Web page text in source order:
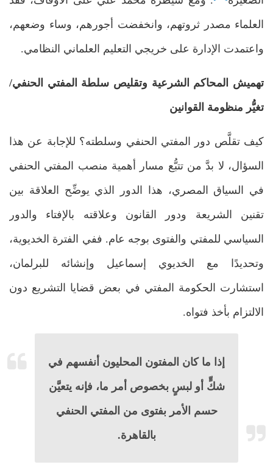
العلماء مصدر ثروتهم، وانخفضت أجورهم، وساء وضعهم،
واعتمدت الإدارة على خريجي التعليم العلماني النظامي.
تهميش المحاكم الشرعية وتقليص سلطة المفتي الحنفي/
تغيُّر منظومة القوانين
كيف تقلَّص دور المفتي الحنفي وسلطته؟ للإجابة عن هذا
السؤال، لا بدَّ من تتبُّع مسار أهمية منصب المفتي الحنفي
في السياق المصري، هذا الدور الذي يوضِّح العلاقة بين
تقنين الشريعة ودور القانون وعلاقته بالإفتاء والدور
السياسي للمفتي والفتوى بوجه عام. ففي الفترة الخديوية،
وتحديدًا مع الخديوي إسماعيل وإنشائه للبرلمان،
استشارت الحكومة المفتي في بعض قضايا التشريع دون
الالتزام بأخذ فتواه.
إذا ما كان المفتون المحليون أنفسهم في
شكٍّ أو لبسٍ بخصوص أمر ما، فإنه يتعيَّن
حسم الأمر بفتوى من المفتي الحنفي
بالقاهرة.